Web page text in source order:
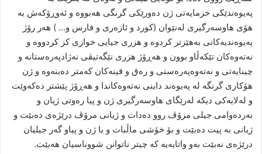
پەیوەندێکی خزمایەتی ژن دەورێکی گرنگی هەبووە و ئەوڕۆکەش بە
هۆی هاوسەرگیری لەنێوان (کورد و ئازەری و فارس و… ) هەر رۆژ
پەیوەندیەکانی بەهێزتر کردوە و هزری جیایی خوازی کز کردووە و
نەتەوەکان تێکەڵاو بوون و هەڕۆژ هزری نێگەتیڤی نەژادپەرەستانە و
چینایەتی و نەتەوەپەرەستی و رەق و قینەکان کەمتر دەبنەوە و ژن
هۆکاری گرنگە لە پەیوەند داینی نەتەوەکاندا و هەڕۆژ پێشتر دەکەوێت
و لەلایەکی دیکە لەرێگای هاوسەرگیری ژن و پیا رەوتی ژیان و
بەردەوامی جیلی مرۆڤ روو دەدات و ژیانی مرۆڤ درێژەی دەبێت و
ژیانی بە پیت دەبێت و بۆ خۆشی ماڵبات و یا ژن و پیاو گەر جیلیان
درێژەی نەبێت بەو واتایەیە کە چیتر ناتوانن شووناسیان هەبێت.